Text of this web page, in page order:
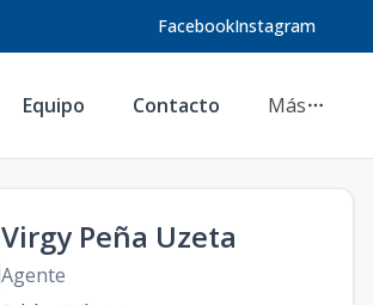
FacebookInstagram
Equipo Contacto Más
Virgy Peña Uzeta
Agente